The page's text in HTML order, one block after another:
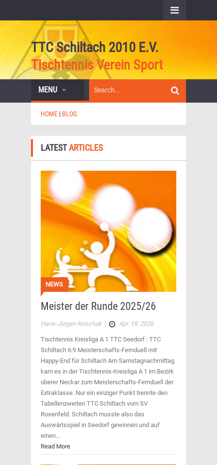
TTC Schiltach 2010 E.V.
Tischtennis Verein Sport
MENU
HOME | BLOG
LATESTARTICLES
NEWS
Meister der Runde 2025/26
Hans-Jürgen Krischak| Apr. 19, 2026
Tischtennis Kreisliga A 1 TTC Seedorf : TTC
Schiltach 6:9 Meisterschafts-Fernduell mit
Happy-End für Schiltach Am Samstagnachmittag
kam es in der Tischtennis-Kreisliga A 1 im Bezirk
oberer Neckar zum Meisterschafts-Fernduell der
Extraklasse. Nur ein einziger Punkt trennte den
Tabellenzweiten TTC Schiltach vom SV
Rosenfeld. Schiltach musste also das
Auswärtsspiel in Seedorf gewinnen und auf
einen…
Read More